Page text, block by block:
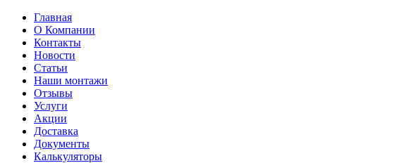
Главная
О Компании
Контакты
Новости
Статьи
Наши монтажи
Отзывы
Услуги
Акции
Доставка
Документы
Калькуляторы